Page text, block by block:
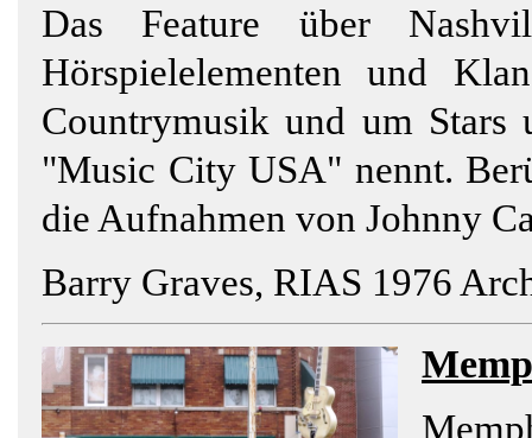
Das Feature über
Hörspielelementen und
Countrymusik und um Stars
"Music City USA" nennt.
die Aufnahmen von Johnny
Barry Graves, RIAS 1976